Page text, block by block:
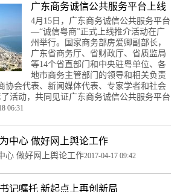
广东商务诚信公共服务平台上线
4月15日，广东商务诚信公共服务平台
—“诚信粤商”正式上线推介活动在广
州举行。国家商务部房爱卿副部长，
广东省商务厅、省财政厅、省质监局
等14个省直部门和中央驻粤单位、各
地市商务主管部门的领导和相关负责
协会代表、新闻媒体代表、专家学者和社会
活动，共同见证广东商务诚信公共服务平台
06:31
中心 做好网上舆论工作
心 做好网上舆论工作2017-04-17 09:42
记嘱托 新起点上再创新局